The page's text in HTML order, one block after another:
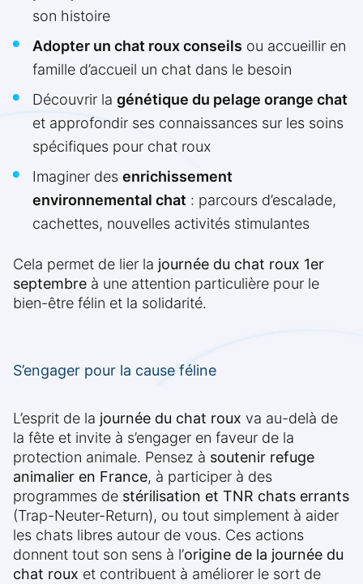
son histoire
Adopter un chat roux conseils ou accueillir en
famille d’accueil un chat dans le besoin
Découvrir la génétique du pelage orange chat
et approfondir ses connaissances sur les soins
spécifiques pour chat roux
Imaginer des enrichissement
environnemental chat : parcours d’escalade,
cachettes, nouvelles activités stimulantes
Cela permet de lier la journée du chat roux 1er
septembre à une attention particulière pour le
bien-être félin et la solidarité.
S’engager pour la cause féline
L’esprit de la journée du chat roux va au-delà de
la fête et invite à s’engager en faveur de la
protection animale. Pensez à soutenir refuge
animalier en France, à participer à des
programmes de stérilisation et TNR chats errants
(Trap-Neuter-Return), ou tout simplement à aider
les chats libres autour de vous. Ces actions
donnent tout son sens à l’origine de la journée du
chat roux et contribuent à améliorer le sort de